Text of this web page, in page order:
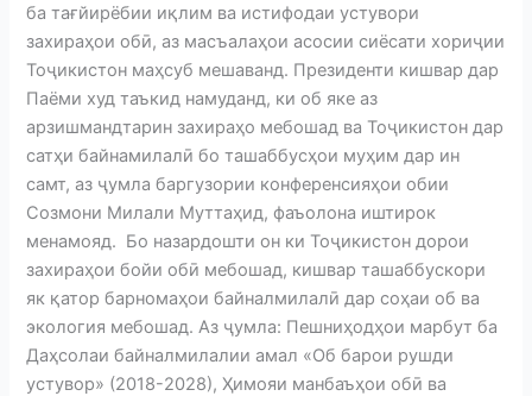
ба тағйирёбии иқлим ва истифодаи устувори
захираҳои обӣ, аз масъалаҳои асосии сиёсати хориҷии
Тоҷикистон маҳсуб мешаванд. Президенти кишвар дар
Паёми худ таъкид намуданд, ки об яке аз
арзишмандтарин захираҳо мебошад ва Тоҷикистон дар
сатҳи байнамилалӣ бо ташаббусҳои муҳим дар ин
самт, аз ҷумла баргузории конференсияҳои обии
Созмони Милали Муттаҳид, фаъолона иштирок
менамояд. Бо назардошти он ки Тоҷикистон дорои
захираҳои бойи обӣ мебошад, кишвар ташаббускори
як қатор барномаҳои байналмилалӣ дар соҳаи об ва
экология мебошад. Аз ҷумла: Пешниҳодҳои марбут ба
Даҳсолаи байналмилалии амал «Об барои рушди
устувор» (2018-2028), Ҳимояи манбаъҳои обӣ ва